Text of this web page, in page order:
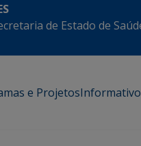
de Estado de
e Projetos